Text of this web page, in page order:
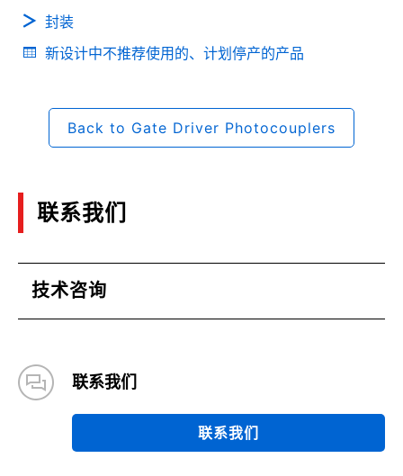
封装
新设计中不推荐使用的、计划停产的产品
Back to Gate Driver Photocouplers
联系我们
技术咨询
联系我们
联系我们